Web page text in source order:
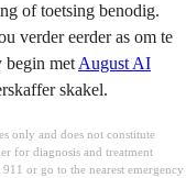
of toetsing benodig.
verder eerder as om te
begin metAugust AI
skakel.
only and does not constitute
for diagnosis and treatment
or go to the nearest emergency